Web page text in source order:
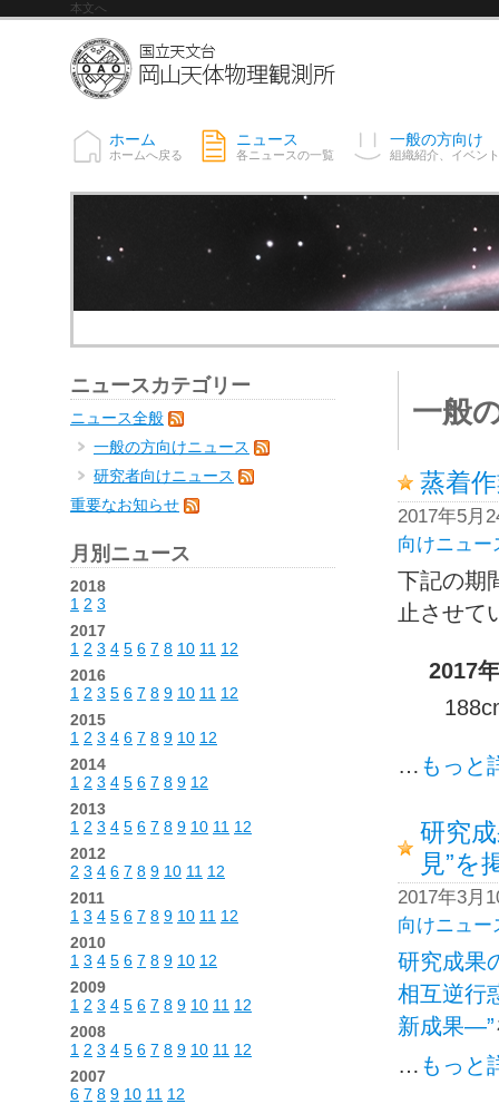
本文へ
ホーム
ホームへ戻る
ニュース
各ニュースの一覧
一般の方向け
組織紹介、イベン
一般
蒸着
2017年5月
向けニュー
下記の期
止させて
2017
… もっと
研究
見”を
2017年3月
向けニュー
研究成果
相互逆行
新成果—”
… もっと
ニュースカテゴリー
ニュース全般
一般の方向けニュース
研究者向けニュース
重要なお知らせ
月別ニュース
2018
1 2 3
2017
1 2 3 4 5 6 7 8 10 11 12
2016
1 2 3 5 6 7 8 9 10 11 12
2015
1 2 3 4 6 7 8 9 10 12
2014
1 2 3 4 5 6 7 8 9 12
2013
1 2 3 4 5 6 7 8 9 10 11 12
2012
2 3 4 6 7 8 9 10 11 12
2011
1 3 4 5 6 7 8 9 10 11 12
2010
1 3 4 5 6 7 8 9 10 12
2009
1 2 3 4 5 6 7 8 9 10 11 12
2008
1 2 3 4 5 6 7 8 9 10 11 12
2007
6 7 8 9 10 11 12